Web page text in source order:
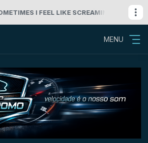
I FEEL LIKE SCREAMINGRock'n Roll com
MENU